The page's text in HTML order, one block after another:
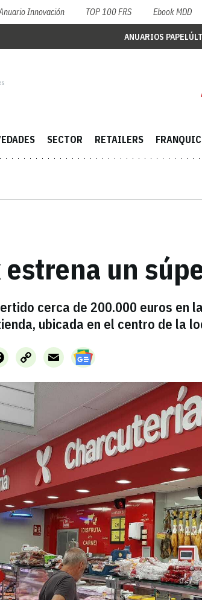
Innovación TOP 100 FRS Ebook MDD
ANUARIOS PAPEL
SECTOR RETAILERS
un
cerca de 200.000 euros en
ubicada en el centro de la
FacebookCopy
Link
Email